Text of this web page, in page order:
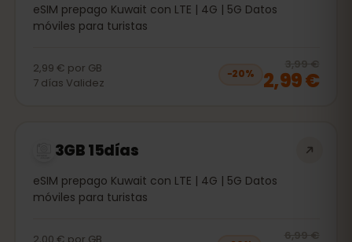
eSIM prepago Kuwait con LTE | 4G | 5G Datos
móviles para turistas
2,99 € por GB
7 días Validez
−20%
3,99 €
2,99 €
3GB 15días
eSIM prepago Kuwait con LTE | 4G | 5G Datos
móviles para turistas
2,00 € por GB
6,99 €